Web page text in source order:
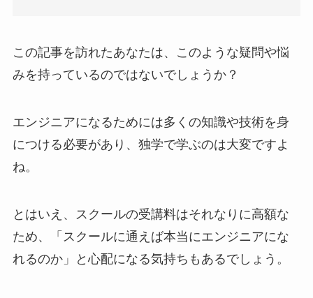
この記事を訪れたあなたは、このような疑問や悩
みを持っているのではないでしょうか？
エンジニアになるためには多くの知識や技術を身
につける必要があり、独学で学ぶのは大変ですよ
ね。
とはいえ、スクールの受講料はそれなりに高額な
ため、「スクールに通えば本当にエンジニアにな
れるのか」と心配になる気持ちもあるでしょう。